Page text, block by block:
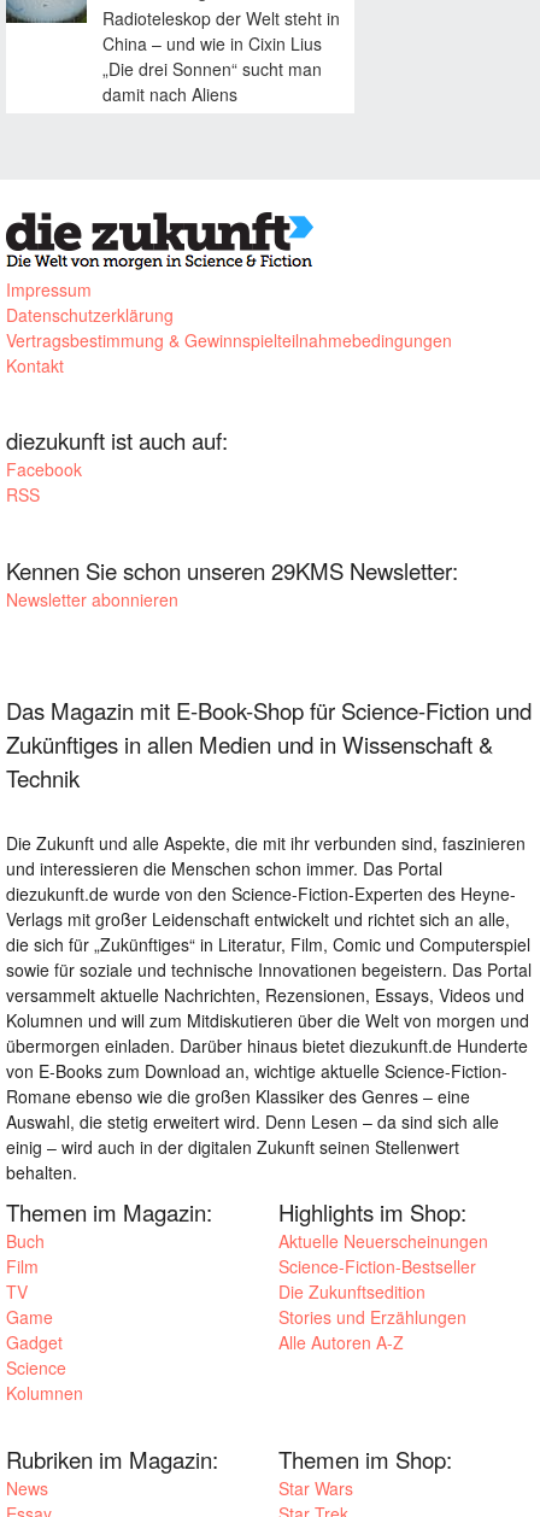
Radioteleskop der Welt steht in
China – und wie in Cixin Lius
„Die drei Sonnen“ sucht man
damit nach Aliens
Impressum
Datenschutzerklärung
Vertragsbestimmung & Gewinnspielteilnahmebedingungen
Kontakt
diezukunft ist auch auf:
Facebook
RSS
Kennen Sie schon unseren 29KMS Newsletter:
Newsletter abonnieren
Das Magazin mit E-Book-Shop für Science-Fiction und
Zukünftiges in allen Medien und in Wissenschaft &
Technik
Die Zukunft und alle Aspekte, die mit ihr verbunden sind, faszinieren
und interessieren die Menschen schon immer. Das Portal
diezukunft.de wurde von den Science-Fiction-Experten des Heyne-
Verlags mit großer Leidenschaft entwickelt und richtet sich an alle,
die sich für „Zukünftiges“ in Literatur, Film, Comic und Computerspiel
sowie für soziale und technische Innovationen begeistern. Das Portal
versammelt aktuelle Nachrichten, Rezensionen, Essays, Videos und
Kolumnen und will zum Mitdiskutieren über die Welt von morgen und
übermorgen einladen. Darüber hinaus bietet diezukunft.de Hunderte
von E-Books zum Download an, wichtige aktuelle Science-Fiction-
Romane ebenso wie die großen Klassiker des Genres – eine
Auswahl, die stetig erweitert wird. Denn Lesen – da sind sich alle
einig – wird auch in der digitalen Zukunft seinen Stellenwert
behalten.
Themen im Magazin:
Buch
Film
TV
Game
Gadget
Science
Kolumnen
Highlights im Shop:
Aktuelle Neuerscheinungen
Science-Fiction-Bestseller
Die Zukunftsedition
Stories und Erzählungen
Alle Autoren A-Z
Rubriken im Magazin:
News
Themen im Shop:
Star Wars